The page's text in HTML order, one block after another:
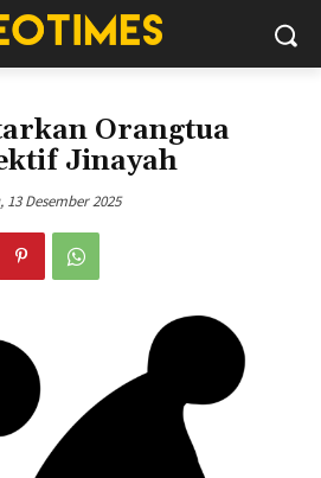
Orangtua
Jinayah
13 Desember 2025